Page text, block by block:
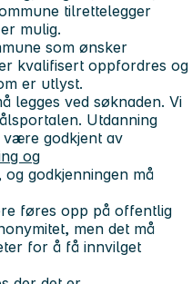
tilrettelegger
mulig.
som ønsker
kvalifisert oppfordres og
er utlyst.
legges ved søknaden. Vi
Utdanning
godkjent av
og
godkjenningen må
føres opp på offentlig
men det må
for å få innvilget